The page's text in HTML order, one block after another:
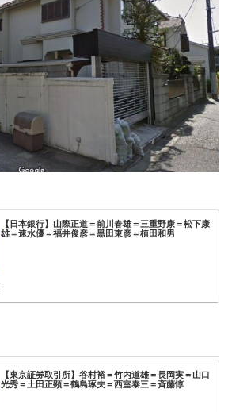
【日本銀行】山際正道＝前川春雄＝三重野康＝松下康
雄＝速水優＝福井俊彦＝黒田東彦＝植田和男
【東京証券取引所】谷村裕＝竹内道雄＝長岡実＝山口
光秀＝土田正顕＝鶴島琢夫＝西室泰三＝斉藤惇